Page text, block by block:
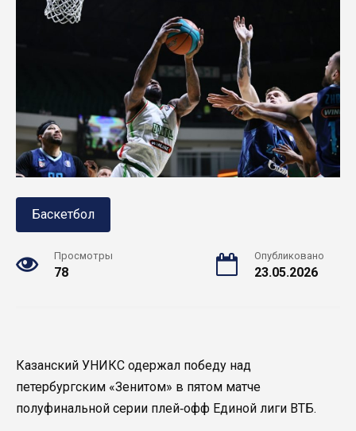
Баскетбол
Просмотры
78
Опубликовано
23.05.2026
Казанский УНИКС одержал победу над
петербургским «Зенитом» в пятом матче
полуфинальной серии плей‑офф Единой лиги ВТБ.